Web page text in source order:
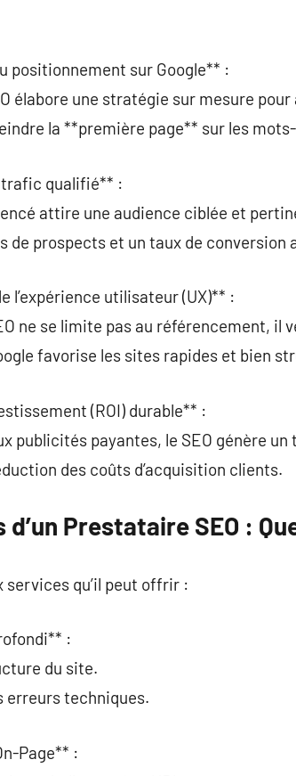
positionnement sur Google** :
élabore une stratégie sur mesure
la **première page** sur les
trafic qualifié** :
attire une audience ciblée et
de prospects et un taux de conversion
l’expérience utilisateur (UX)** :
ne se limite pas au référencement, il
favorise les sites rapides et bien
(ROI) durable** :
publicités payantes, le SEO génère
des coûts d’acquisition clients.
Prestataire SEO :
services qu’il peut offrir :
:
du site.
techniques.
Page** :